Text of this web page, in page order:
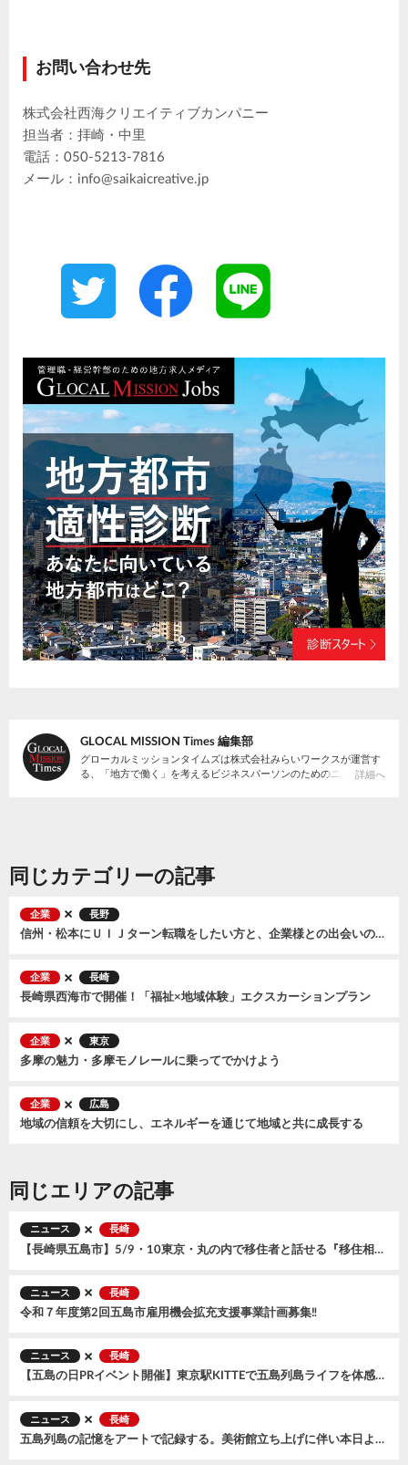
お問い合わせ先
株式会社西海クリエイティブカンパニー
担当者：拝崎・中里
電話：050-5213-7816
メール：info@saikaicreative.jp
GLOCAL MISSION Times 編集部
グローカルミッションタイムズは株式会社みらいワークスが運営す
る、「地方で働く」を考えるビジネスパーソンのためのニュースサ
詳細へ
同じカテゴリーの記事
企業 長野
信州・松本にＵＩＪターン転職をしたい方と、企業様との出会いの場となるマッチングイベントを開催します。
企業 長崎
長崎県西海市で開催！「福祉×地域体験」エクスカーションプラン
企業 東京
多摩の魅力・多摩モノレールに乗ってでかけよう​
企業 広島
地域の信頼を大切にし、エネルギーを通じて地域と共に成長する
同じエリアの記事
ニュース 長崎
【長崎県五島市】5/9・10東京・丸の内で移住者と話せる『移住相談会』を開催！5/10『五島の日』PRイベントも同時開催
ニュース 長崎
令和７年度第2回五島市雇用機会拡充支援事業計画募集‼
ニュース 長崎
【五島の日PRイベント開催】東京駅KITTEで五島列島ライフを体感！島の暮らしをイメージしてみよう＃5月10日は五島の日
ニュース 長崎
五島列島の記憶をアートで記録する。美術館立ち上げに伴い本日よりクラウドファンディングを開始。